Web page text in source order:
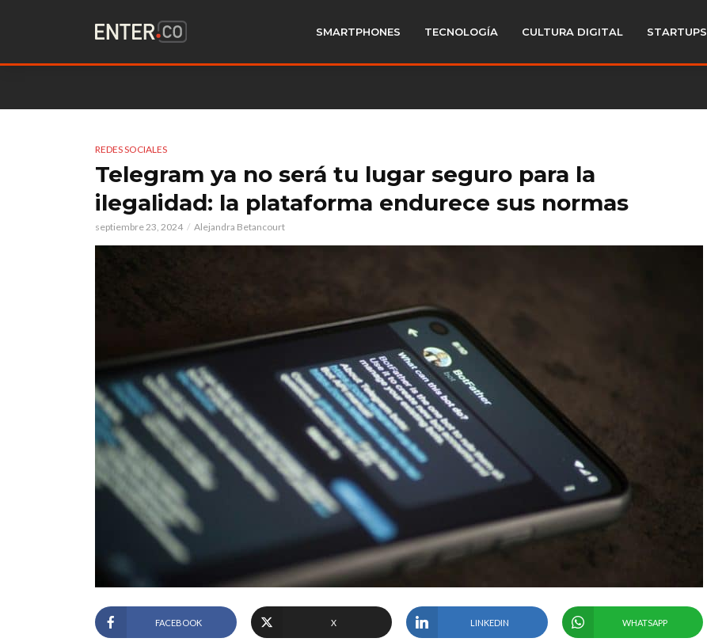
SMARTPHONES TECNOLOGÍA CULTURA DIGITAL STARTUPS
REDES SOCIALES
Telegram ya no será tu lugar seguro para la
ilegalidad: la plataforma endurece sus normas
septiembre 23, 2024 Alejandra Betancourt
FACEBOOK X LINKEDIN WHATSAPP